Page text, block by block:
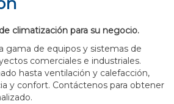
climatización para su negocio.
gama de equipos y sistemas de
comerciales e industriales.
hasta ventilación y calefacción,
y confort. Contáctenos para obtener